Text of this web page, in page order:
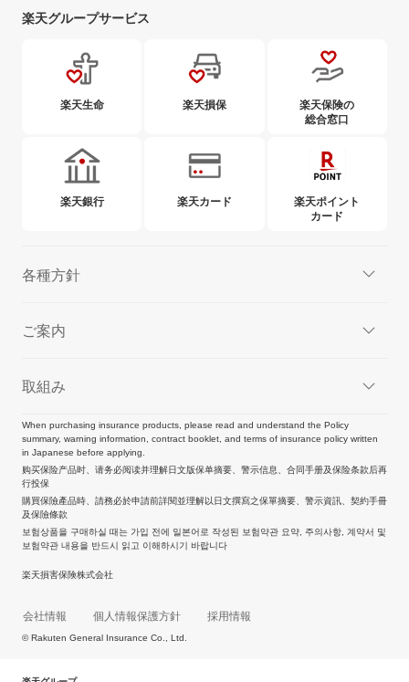
楽天グループサービス
楽天生命 楽天損保
楽天保険の
総合窓口
楽天銀行 楽天カード
楽天ポイント
カード
各種方針
ご案内
取組み
When purchasing insurance products, please read and understand the Policy
summary, warning information, contract booklet, and terms of insurance policy written
in Japanese before applying.
购买保险产品时、请务必阅读并理解日文版保单摘要、警示信息、合同手册及保险条款后再
行投保
購買保險產品時、請務必於申請前詳閱並理解以日文撰寫之保單摘要、警示資訊、契約手冊
及保險條款
보험상품을 구매하실 때는 가입 전에 일본어로 작성된 보험약관 요약, 주의사항, 계약서 및
보험약관 내용을 반드시 읽고 이해하시기 바랍니다
楽天損害保険株式会社
会社情報 個人情報保護方針 採用情報
© Rakuten General Insurance Co., Ltd.